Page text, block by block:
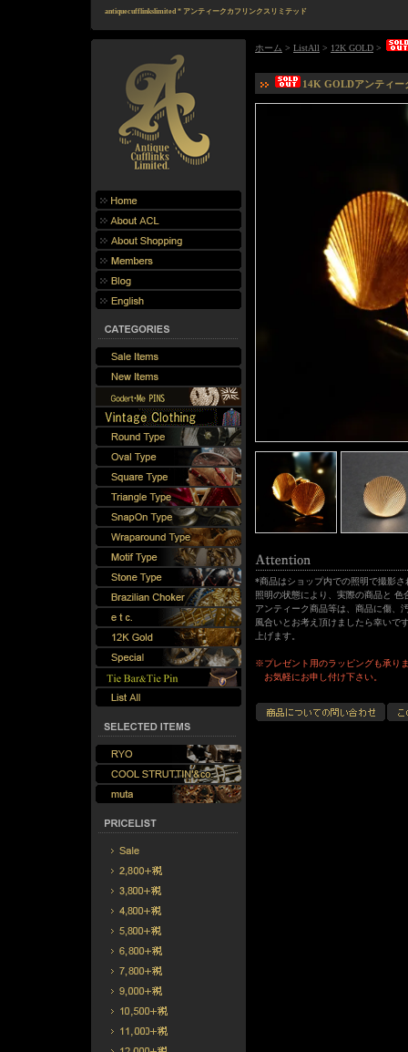
antiquecufflinkslimited * アンティークカフリンクスリミテッド
ホーム > ListAll > 12K GOLD >
14K GOLDアンティ
*商品はショップ内での照明で撮影
照明の状態により、実際の商品と
アンティーク商品等は、商品に傷、
風合いとお考え頂けましたら幸いで
上げます。
※プレゼント用のラッピングも承り
お気軽にお申し付け下さい。